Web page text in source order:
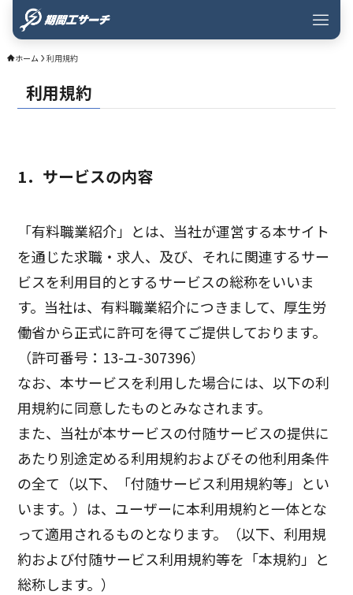
ホーム 利用規約
利用規約
1．サービスの内容
「有料職業紹介」とは、当社が運営する本サイト
を通じた求職・求人、及び、それに関連するサー
ビスを利用目的とするサービスの総称をいいま
す。当社は、有料職業紹介につきまして、厚生労
働省から正式に許可を得てご提供しております。
（許可番号：13-ユ-307396）
なお、本サービスを利用した場合には、以下の利
用規約に同意したものとみなされます。
また、当社が本サービスの付随サービスの提供に
あたり別途定める利用規約およびその他利用条件
の全て（以下、「付随サービス利用規約等」とい
います。）は、ユーザーに本利用規約と一体とな
って適用されるものとなります。（以下、利用規
約および付随サービス利用規約等を「本規約」と
総称します。）